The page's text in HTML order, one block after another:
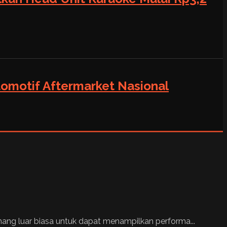
Aftermarket Nasional
luar biasa untuk dapat menampilkan performa...